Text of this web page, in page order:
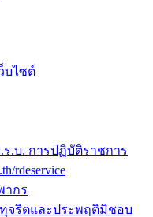
บไซต์
.บ. การปฏิบัติราชการ
rdeservice
ากร
ทุจริตและประพฤติมิชอบ